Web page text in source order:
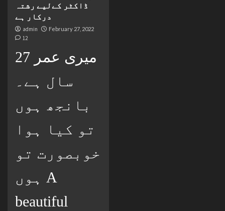
ڈاکٹر کےلیے رشتہ
درکار ہے
admin February 27, 2022
12
میری عمر 27
سال ہے۔
بانجھ ہوں
تو کیا ہوا
خوبصورت تو
ہوں A
beautiful